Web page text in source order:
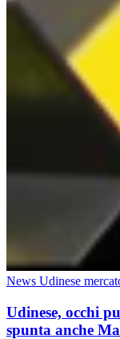
News Udinese
Udinese, occhi
spunta anche